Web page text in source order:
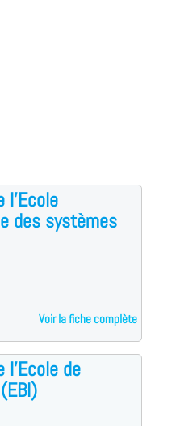
l'Ecole
des systèmes
Voir la fiche complète
l'Ecole de